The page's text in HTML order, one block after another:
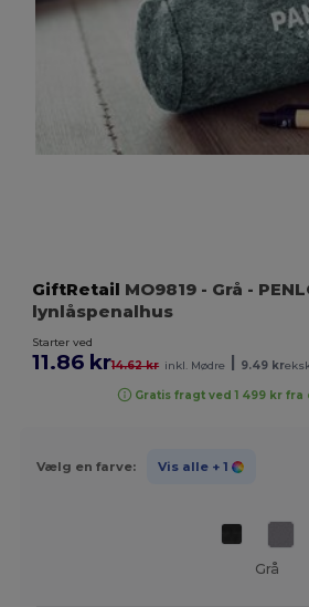
GiftRetail MO9819 - Grå -
lynlåspenalhus
Starter ved
11.86 kr14.62 kr inkl. Mødre 9.49 kr
Gratis fragt ved 1 499 kr
Vælg en farve: Vis alle + 1
Grå